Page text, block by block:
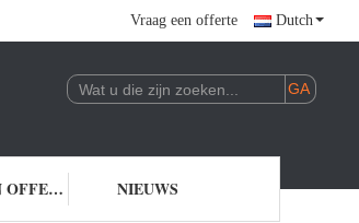
Vraag een offerte Dutch
VRAAG EEN OFFERTE NIEUWS